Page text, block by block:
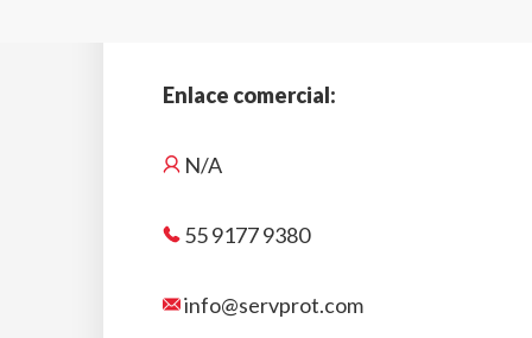
Enlace comercial:
N/A
55 9177 9380
info@servprot.com